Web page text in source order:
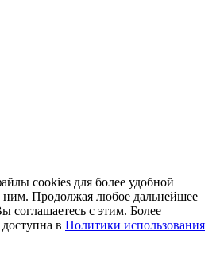
cookies для более удобной
ним. Продолжая любое дальнейшее
соглашаетесь с этим. Более
в Политики использования